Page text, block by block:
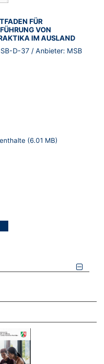
FÜR
VON
IM AUSLAND
D-37 / Anbieter: MSB
(6.01 MB)
ZULETZT ANGESEHENE